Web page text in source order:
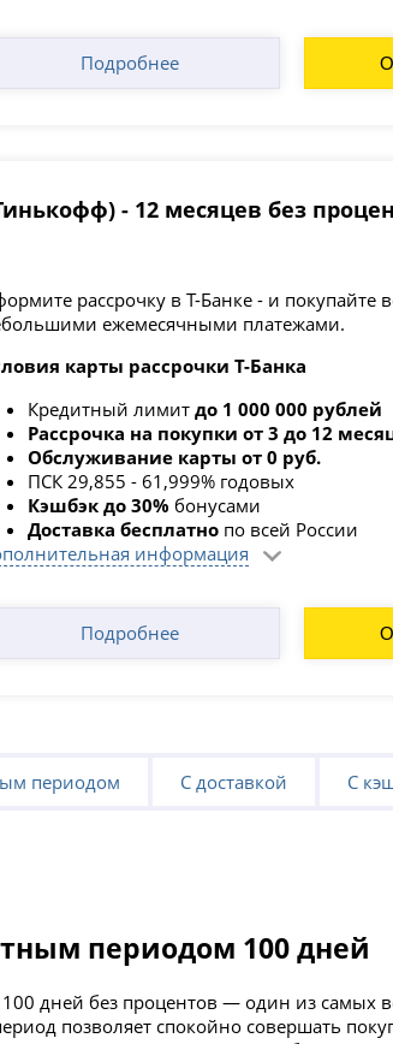
Подробнее
- 12 месяцев без
рассрочку в Т-Банке - и покупайте
ежемесячными платежами.
карты рассрочки Т-Банка
Кредитный лимит до 1 000 000 рублей
Рассрочка на покупки от 3 до 12
Обслуживание карты от 0 руб.
ПСК 29,855 - 61,999% годовых
Кэшбэк до 30% бонусами
Доставка бесплатно по всей России
информация
Подробнее
периодом С доставкой С
периодом 100 дней
дней без процентов — один из самых
позволяет спокойно совершать